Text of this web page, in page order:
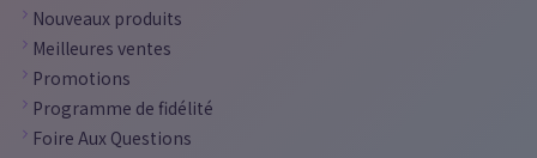
Nouveaux produits
Meilleures ventes
Promotions
Programme de fidélité
Foire Aux Questions